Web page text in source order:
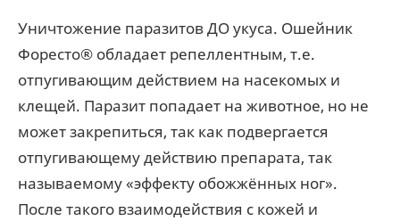
Уничтожение паразитов ДО укуса. Ошейник
Форесто® обладает репеллентным, т.е.
отпугивающим действием на насекомых и
клещей. Паразит попадает на животное, но не
может закрепиться, так как подвергается
отпугивающему действию препарата, так
называемому «эффекту обожжённых ног».
После такого взаимодействия с кожей и